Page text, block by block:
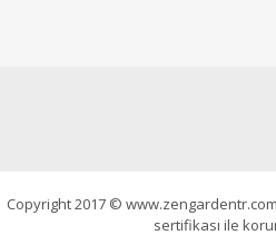
Copyright 2017 ©
sertifikası ile